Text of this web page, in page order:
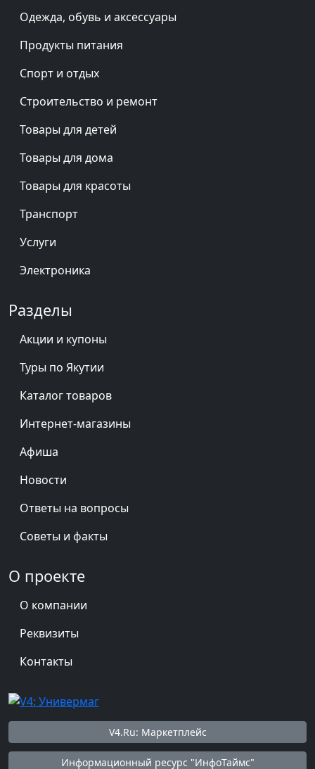
Одежда, обувь и аксессуары
Продукты питания
Спорт и отдых
Строительство и ремонт
Товары для детей
Товары для дома
Товары для красоты
Транспорт
Услуги
Электроника
Разделы
Акции и купоны
Туры по Якутии
Каталог товаров
Интернет-магазины
Афиша
Новости
Ответы на вопросы
Советы и факты
О проекте
О компании
Реквизиты
Контакты
V4.Ru: Маркетплейс
Информационный ресурс "ИнфоТаймс"